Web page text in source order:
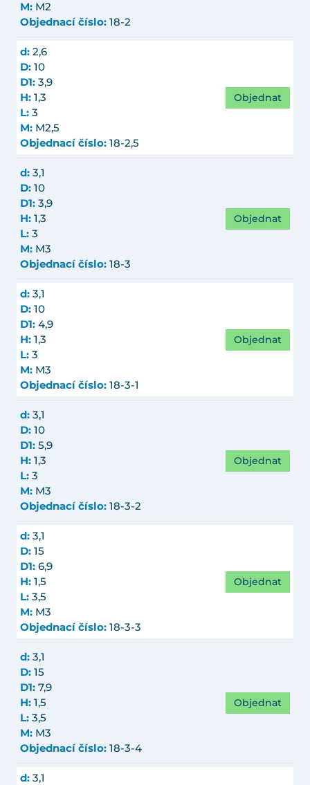
M: M2
Objednací číslo: 18-2
d: 2,6
D: 10
D1: 3,9
H: 1,3
L: 3
M: M2,5
Objednací číslo: 18-2,5
Objednat
d: 3,1
D: 10
D1: 3,9
H: 1,3
L: 3
M: M3
Objednací číslo: 18-3
Objednat
d: 3,1
D: 10
D1: 4,9
H: 1,3
L: 3
M: M3
Objednací číslo: 18-3-1
Objednat
d: 3,1
D: 10
D1: 5,9
H: 1,3
L: 3
M: M3
Objednací číslo: 18-3-2
Objednat
d: 3,1
D: 15
D1: 6,9
H: 1,5
L: 3,5
M: M3
Objednací číslo: 18-3-3
Objednat
d: 3,1
D: 15
D1: 7,9
H: 1,5
L: 3,5
M: M3
Objednací číslo: 18-3-4
Objednat
d: 3,1